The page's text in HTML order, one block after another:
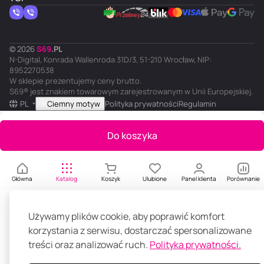
Używamy plików cookie, aby poprawić komfort
korzystania z serwisu, dostarczać spersonalizowane
treści oraz analizować ruch. Polityka prywatności.
Do koszyka
Główna Katalog Koszyk Ulubione Panel klienta Porównanie
© 2026 S69.PL
N-Digital, Konrada Wallenroda 31D/3, 51-210 Wrocław, NIP:
8952270538
W sklepie prezentujemy ceny brutto.
S69® jest znakiem towarowym zarejestrowanym w Unii Europejskiej.
PL
Ciemny motyw Polityka prywatnościRegulamin